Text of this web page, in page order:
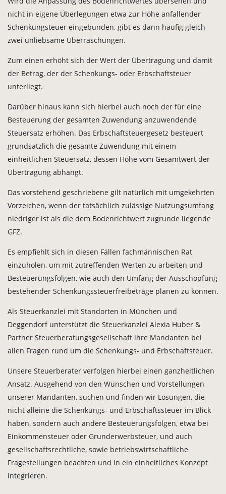
nicht in eigene Überlegungen etwa zur Höhe anfallender
Schenkungsteuer eingebunden, gibt es dann häufig gleich
zwei unliebsame Überraschungen.
Zum einen erhöht sich der Wert der Übertragung und damit
der Betrag, der der Schenkungs- oder Erbschaftsteuer
unterliegt.
Darüber hinaus kann sich hierbei auch noch der für eine
Besteuerung der gesamten Zuwendung anzuwendende
Steuersatz erhöhen. Das Erbschaftsteuergesetz besteuert
grundsätzlich die gesamte Zuwendung mit einem
einheitlichen Steuersatz, dessen Höhe vom Gesamtwert der
Übertragung abhängt.
Das vorstehend geschriebene gilt natürlich mit umgekehrten
Vorzeichen, wenn der tatsächlich zulässige Nutzungsumfang
niedriger ist als die dem Bodenrichtwert zugrunde liegende
GFZ.
Es empfiehlt sich in diesen Fällen fachmännischen Rat
einzuholen, um mit zutreffenden Werten zu arbeiten und
Besteuerungsfolgen, wie auch den Umfang der Ausschöpfung
bestehender Schenkungssteuerfreibeträge planen zu können.
Als Steuerkanzlei mit Standorten in München und
Deggendorf unterstützt die Steuerkanzlei Alexia Huber &
Partner Steuerberatungsgesellschaft ihre Mandanten bei
allen Fragen rund um die Schenkungs- und Erbschaftsteuer.
Unsere Steuerberater verfolgen hierbei einen ganzheitlichen
Ansatz. Ausgehend von den Wünschen und Vorstellungen
unserer Mandanten, suchen und finden wir Lösungen, die
nicht alleine die Schenkungs- und Erbschaftssteuer im Blick
haben, sondern auch andere Besteuerungsfolgen, etwa bei
Einkommensteuer oder Grunderwerbsteuer, und auch
gesellschaftsrechtliche, sowie betriebswirtschaftliche
Fragestellungen beachten und in ein einheitliches Konzept
integrieren.